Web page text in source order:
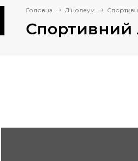
Головна Лінолеум
Спортивний